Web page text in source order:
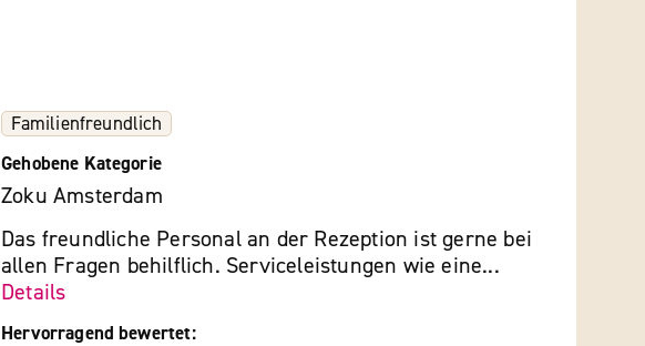
Familienfreundlich
Gehobene Kategorie
Zoku Amsterdam
Das freundliche Personal an der Rezeption ist gerne bei
allen Fragen behilflich. Serviceleistungen wie eine...
Details
Hervorragend bewertet: